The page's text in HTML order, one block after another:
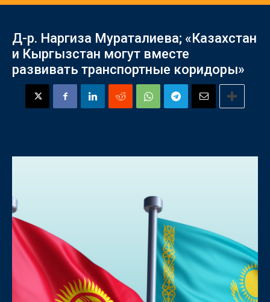
Д-р. Наргиза Мураталиева; «Казахстан
и Кыргызстан могут вместе
развивать транспортные коридоры»